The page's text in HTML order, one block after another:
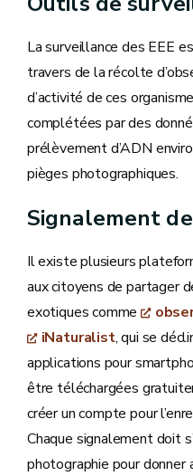
La surveillance des EEE
travers de la récolte
d’activité de ces
complétées par des
prélèvement d’ADN
pièges photographiques.
Signalement
Il existe plusieurs
aux citoyens de partager
exotiques comme
iNaturalist, qui se
applications pour
être téléchargées
créer un compte pour
Chaque signalement doit
photographie pour donner